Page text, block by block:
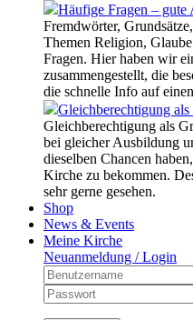
Häufige Fragen – gute
Fremdwörter,
Themen Religion,
Fragen. Hier haben wir
zusammengestellt, die
die schnelle Info auf
Gleichberechtigung als
Gleichberechtigung als
bei gleicher Ausbildung
dieselben Chancen
Kirche zu bekommen.
sehr gerne gesehen.
Shop
News & Events
Meine Kirche
Neuanmeldung / Login